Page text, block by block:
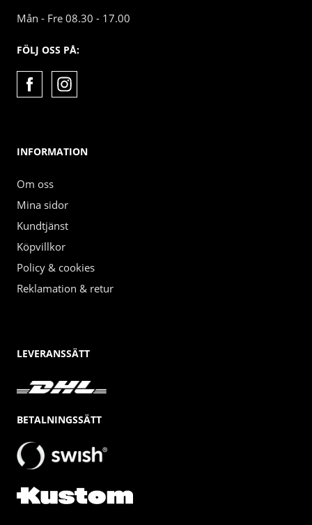
Mån - Fre 08.30 - 17.00
FÖLJ OSS PÅ:
INFORMATION
Om oss
Mina sidor
Kundtjänst
Köpvillkor
Policy & cookies
Reklamation & retur
LEVERANSSÄTT
BETALNINGSSÄTT